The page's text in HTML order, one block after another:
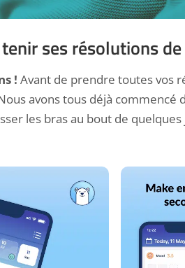
ses résolutions
! Avant de prendre toutes vos
avons tous déjà commencé
les bras au bout de quelques